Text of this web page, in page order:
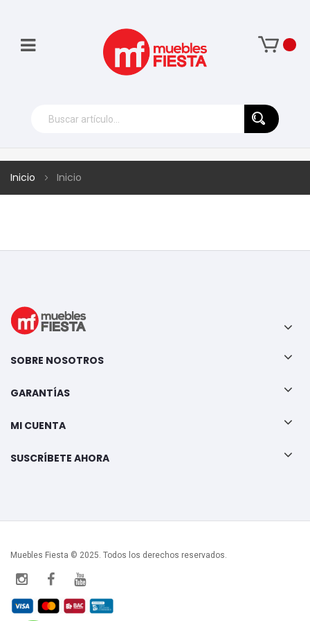
Inicio Inicio
SOBRE NOSOTROS
GARANTÍAS
MI CUENTA
SUSCRÍBETE AHORA
Muebles Fiesta © 2025. Todos los derechos reservados.